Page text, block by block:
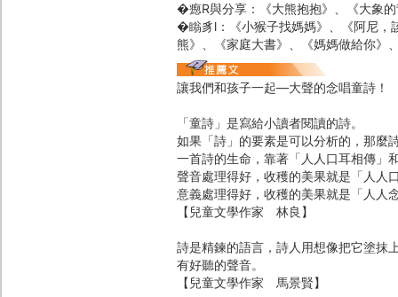
�瘛R與分享：《大熊抱抱》、《大象
�瞈豸l：《小猴子找媽媽》、《阿尼，
熊》、《家庭大書》、《媽媽做給你》
讓我們和孩子一起―大聲的念唱童詩！
「童詩」是寫給小讀者閱讀的詩。
如果「詩」的要素是可以分析的，那麼
一首詩的生命，靠著「人人口耳相傳」
聲音處理得好，收穫的美果就是「人人
意義處理得好，收穫的美果就是「人人
【兒童文學作家 林良】
詩是精鍊的語言，詩人用想像把它塗抹
有好聽的聲音。
【兒童文學作家 馬景賢】